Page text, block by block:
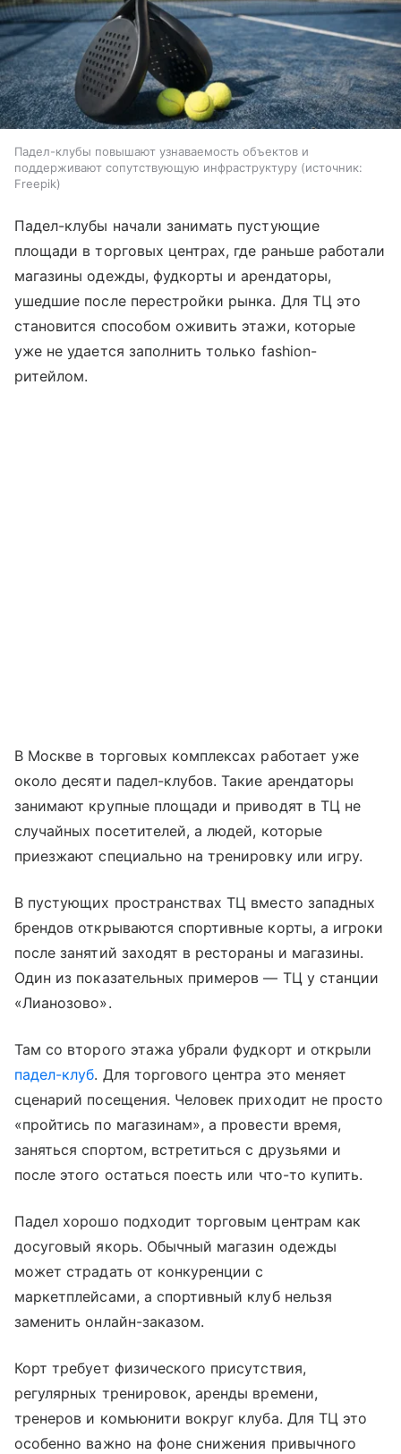
Падел-клубы повышают узнаваемость объектов и
поддерживают сопутствующую инфраструктуру
источник:
Freepik
Падел-клубы начали занимать пустующие
площади в торговых центрах, где раньше работали
магазины одежды, фудкорты и арендаторы,
ушедшие после перестройки рынка. Для ТЦ это
становится способом оживить этажи, которые
уже не удается заполнить только fashion-
ритейлом.
В Москве в торговых комплексах работает уже
около десяти падел-клубов. Такие арендаторы
занимают крупные площади и приводят в ТЦ не
случайных посетителей, а людей, которые
приезжают специально на тренировку или игру.
В пустующих пространствах ТЦ вместо западных
брендов открываются спортивные корты, а игроки
после занятий заходят в рестораны и магазины.
Один из показательных примеров — ТЦ у станции
«Лианозово».
Там со второго этажа убрали фудкорт и открыли
падел-клуб. Для торгового центра это меняет
сценарий посещения. Человек приходит не просто
«пройтись по магазинам», а провести время,
заняться спортом, встретиться с друзьями и
после этого остаться поесть или что-то купить.
Падел хорошо подходит торговым центрам как
досуговый якорь. Обычный магазин одежды
может страдать от конкуренции с
маркетплейсами, а спортивный клуб нельзя
заменить онлайн-заказом.
Корт требует физического присутствия,
регулярных тренировок, аренды времени,
тренеров и комьюнити вокруг клуба. Для ТЦ это
особенно важно на фоне снижения привычного